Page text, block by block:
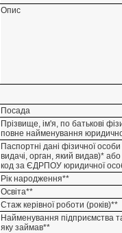
Опис
Посада
Прізвище, ім'я, по батькові
повне найменування
Паспортні дані фізичної
видачі, орган, який видав)*
код за ЄДРПОУ юридичної
Рік народження**
Освіта**
Стаж керівної роботи (років)**
Найменування підприємства
яку займав**